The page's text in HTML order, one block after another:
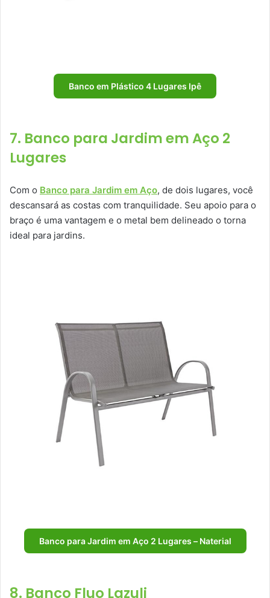
Banco em Plástico 4 Lugares Ipê
7. Banco para Jardim em Aço 2
Lugares
Com o Banco para Jardim em Aço, de dois lugares, você
descansará as costas com tranquilidade. Seu apoio para o
braço é uma vantagem e o metal bem delineado o torna
ideal para jardins.
Banco para Jardim em Aço 2 Lugares – Naterial
8. Banco Fluo Lazuli